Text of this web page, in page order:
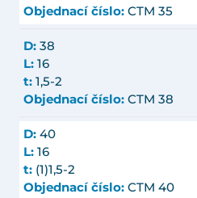
Objednací číslo: CTM 35
D: 38
L: 16
t: 1,5-2
Objednací číslo: CTM 38
D: 40
L: 16
t: (1)1,5-2
Objednací číslo: CTM 40